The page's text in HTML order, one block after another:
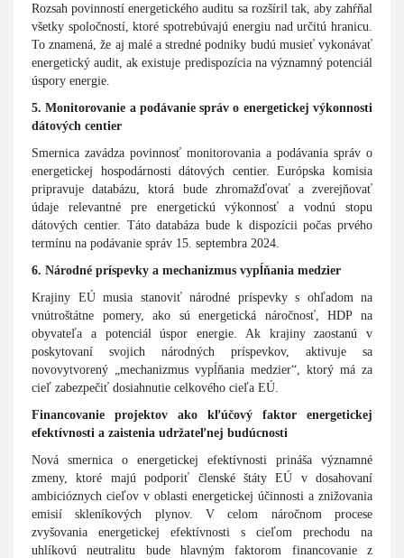
Rozsah povinností energetického auditu sa rozšíril tak, aby zahŕňal
všetky spoločností, ktoré spotrebúvajú energiu nad určitú hranicu.
To znamená, že aj malé a stredné podniky budú musieť vykonávať
energetický audit, ak existuje predispozícia na významný potenciál
úspory energie.
5. Monitorovanie a podávanie správ o energetickej výkonnosti
dátových centier
Smernica zavádza povinnosť monitorovania a podávania správ o
energetickej hospodárnosti dátových centier. Európska komisia
pripravuje databázu, ktorá bude zhromažďovať a zverejňovať
údaje relevantné pre energetickú výkonnosť a vodnú stopu
dátových centier. Táto databáza bude k dispozícii počas prvého
termínu na podávanie správ 15. septembra 2024.
6. Národné príspevky a mechanizmus vypĺňania medzier
Krajiny EÚ musia stanoviť národné príspevky s ohľadom na
vnútroštátne pomery, ako sú energetická náročnosť, HDP na
obyvateľa a potenciál úspor energie. Ak krajiny zaostanú v
poskytovaní svojich národných príspevkov, aktivuje sa
novovytvorený „mechanizmus vypĺňania medzier“, ktorý má za
cieľ zabezpečiť dosiahnutie celkového cieľa EÚ.
Financovanie projektov ako kľúčový faktor energetickej
efektívnosti a zaistenia udržateľnej budúcnosti
Nová smernica o energetickej efektívnosti prináša významné
zmeny, ktoré majú podporiť členské štáty EÚ v dosahovaní
ambicióznych cieľov v oblasti energetickej účinnosti a znižovania
emisií skleníkových plynov. V celom náročnom procese
zvyšovania energetickej efektívnosti s cieľom prechodu na
uhlíkovú neutralitu bude hlavným faktorom financovanie z